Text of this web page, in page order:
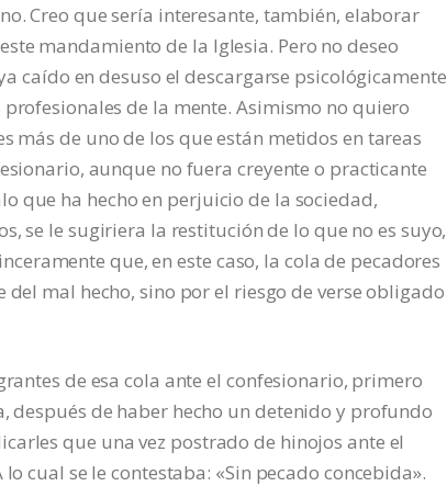
Creo que sería interesante, también, elaborar
mandamiento de la Iglesia. Pero no deseo
caído en desuso el descargarse psicológicamente
de la mente. Asimismo no quiero
más de uno de los que están metidos en tareas
aunque no fuera creyente o practicante
que ha hecho en perjuicio de la sociedad,
se le sugiriera la restitución de lo que no es suyo,
que, en este caso, la cola de pecadores
mal hecho, sino por el riesgo de verse obligado
de esa cola ante el confesionario, primero
de haber hecho un detenido y profundo
que una vez postrado de hinojos ante el
cual se le contestaba: «Sin pecado concebida».